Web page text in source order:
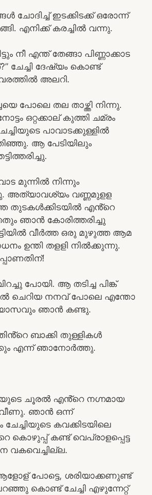
ചോദിച്ച് ഇടക്കിടക്ക് ഒരോന്ന്
എനിക്ക് കരച്ചിൽ വന്നു.
നീ എന്ത് തേങ്ങാ പിണ്ണാക്കാട
ചേച്ചി ദേഷ്യം കൊണ്ട്
അലറി.
പോലെ തല താഴ്ത്തി നിന്നു.
ഒറ്റക്കാല് കുത്തി ചമ്രം
പാവാടക്കുള്ളിൽ
ആ പേടിയിലും
മുന്നിൽ നിന്നും
അത്യാവശ്യം വണ്ണമുളള
തുടകൾക്കിടയിൽ എൻ്റെ
ഞാൻ കോരിത്തരിച്ചു
വീർത്ത ഒരു മുഴുത്ത ആമ
ഉന്തി തളളി നിൽക്കുന്നു.
പോയി. ആ തടിച്ച പിങ്ക്
ചെറിയ നനവ് പോലെ എന്തോ
ഞാൻ കണ്ടു.
ബാക്കി തുള്ളികൾ
എന്ന് ഞാനോർത്തു.
ചൂരൽ എൻ്റെ നഗ്നമായ
ഞാൻ ഒന്ന്
കവക്കിടയിലെ
കൊഴുപ്പ് കണ്ട് വെപ്രാളപ്പെട്ട
പോട്ടെ, ശരിയാക്കണുണ്ട്
കൊണ്ട് ചേച്ചി എഴുന്നേറ്റ്